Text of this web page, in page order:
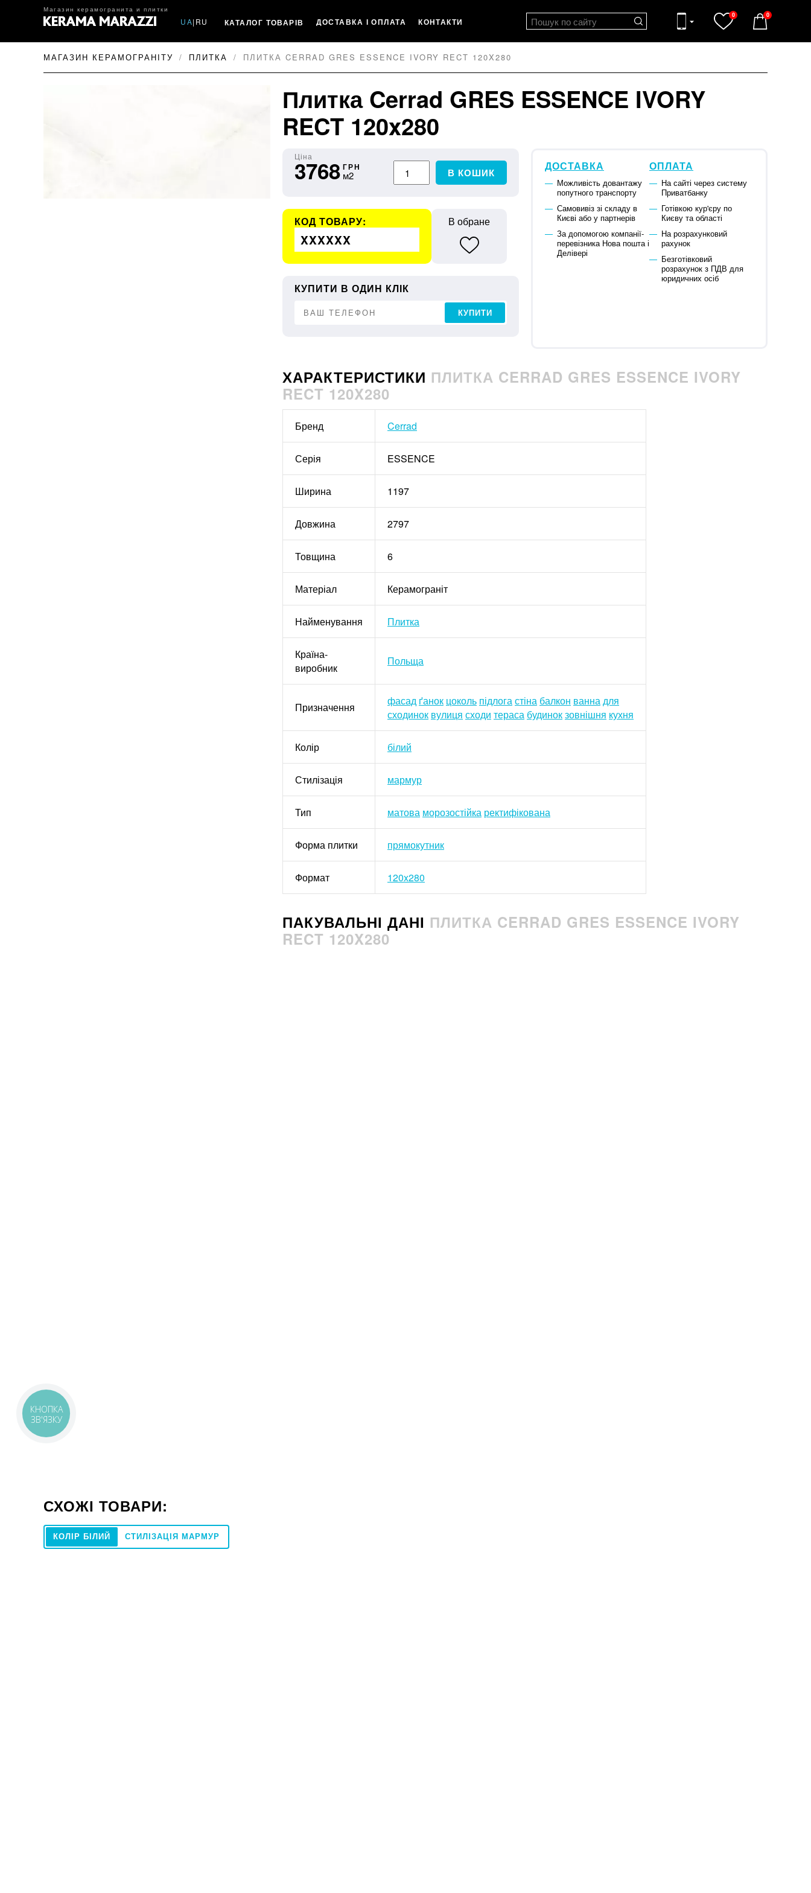
Магазин керамогранита и плитки
UA| RU КАТАЛОГ ТОВАРІВ ДОСТАВКА І ОПЛАТА КОНТАКТИ
0 0
МАГАЗИН КЕРАМОГРАНІТУ ПЛИТКА ПЛИТКА CERRAD GRES ESSENCE IVORY RECT 120X280
Плитка Cerrad GRES ESSENCE IVORY
RECT 120x280
Ціна
3768 ГРН
м2 В КОШИК
КОД ТОВАРУ:
XXXXXX
В обране
КУПИТИ В ОДИН КЛІК
КУПИТИ
ДОСТАВКА
Можливість довантажу
попутного транспорту
Самовивіз зі складу в
Києві або у партнерів
За допомогою компанії-
перевізника Нова пошта і
Делівері
ОПЛАТА
На сайті через систему
Приватбанку
Готівкою кур'єру по
Києву та області
На розрахунковий
рахунок
Безготівковий
розрахунок з ПДВ для
юридичних осіб
ХАРАКТЕРИСТИКИ ПЛИТКА CERRAD GRES ESSENCE IVORY
RECT 120X280
Бренд Cerrad
Серія ESSENCE
Ширина 1197
Довжина 2797
Товщина 6
Матеріал Керамограніт
Найменування Плитка
Країна-
виробник
Польща
Призначення фасад ґанок цоколь підлогастіна балкон ваннадля
сходинок вулиця сходи тераса будинокзовнішня кухня
Колір білий
Стилізація мармур
Тип матова морозостійка ректифікована
Форма плитки прямокутник
Формат 120x280
ПАКУВАЛЬНІ ДАНІ ПЛИТКА CERRAD GRES ESSENCE IVORY
RECT 120X280
СХОЖІ ТОВАРИ:
КОЛІР БІЛИЙ СТИЛІЗАЦІЯ МАРМУР
КНОПКА
ЗВ'ЯЗКУ